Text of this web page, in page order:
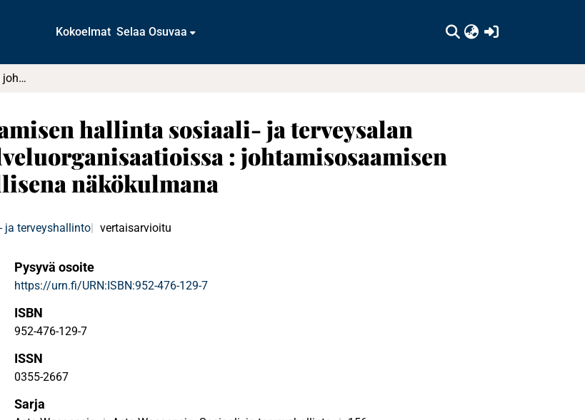
Kokoelmat Selaa Osuvaa
Osaamisen strategisen johtamisen hallinta sosiaali- ja terveysalan julkisissa ja yksityisissä palveluorganisaatioissa : johtamisosaamisen ulottuvuudet työnohjauksellisena näkökulmana
hallinta sosiaali- ja terveysalan
: johtamisosaamisen
näkökulmana
ja terveyshallinto vertaisarvioitu
Pysyvä osoite
https://urn.fi/URN:ISBN:952-476-129-7
ISBN
952-476-129-7
ISSN
0355-2667
Sarja